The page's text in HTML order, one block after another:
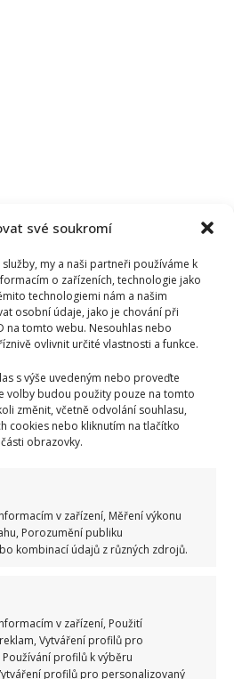
své soukromí
my a naši partneři používáme k
o zařízeních, technologie jako
technologiemi nám a našim
osobní údaje, jako je chování při
na tomto webu. Nesouhlas nebo
ovlivnit určité vlastnosti a funkce.
s výše uvedeným nebo proveďte
volby budou použity pouze na tomto
změnit, včetně odvolání souhlasu,
cookies nebo kliknutím na tlačítko
obrazovky.
v zařízení, Měření výkonu
Porozumění publiku
kombinací údajů z různých zdrojů.
v zařízení, Použití
Vytváření profilů pro
profilů k výběru
profilů pro personalizovaný